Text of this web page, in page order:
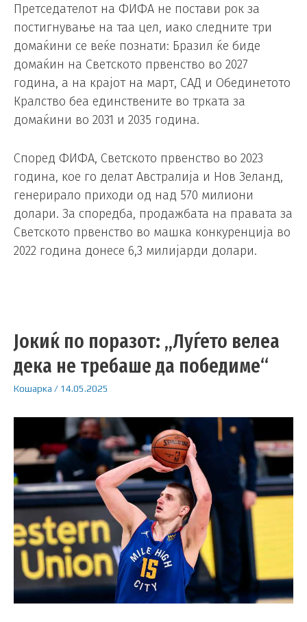
Претседателот на ФИФА не постави рок за
постигнување на таа цел, иако следните три
домаќини се веќе познати: Бразил ќе биде
домаќин на Светското првенство во 2027
година, а на крајот на март, САД и Обединетото
Кралство беа единствените во трката за
домаќини во 2031 и 2035 година.
Според ФИФА, Светското првенство во 2023
година, кое го делат Австралија и Нов Зеланд,
генерирало приходи од над 570 милиони
долари. За споредба, продажбата на правата за
Светското првенство во машка конкуренција во
2022 година донесе 6,3 милијарди долари.
Јокиќ по поразот: „Луѓето велеа
дека не требаше да победиме“
Кошарка / 14.05.2025